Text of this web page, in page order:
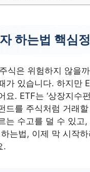
하는법 핵심
식은 위험하지 않을
가 있습니다. 하지만
요. ETF는 ‘상장지수
드를 주식처럼 거래
는 수고를 덜 수 있고
는법, 이제 막 시작
.